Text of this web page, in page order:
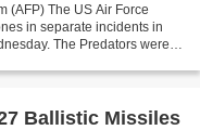
(AFP) The US Air Force
in separate incidents in
The Predators were
Ballistic Missiles